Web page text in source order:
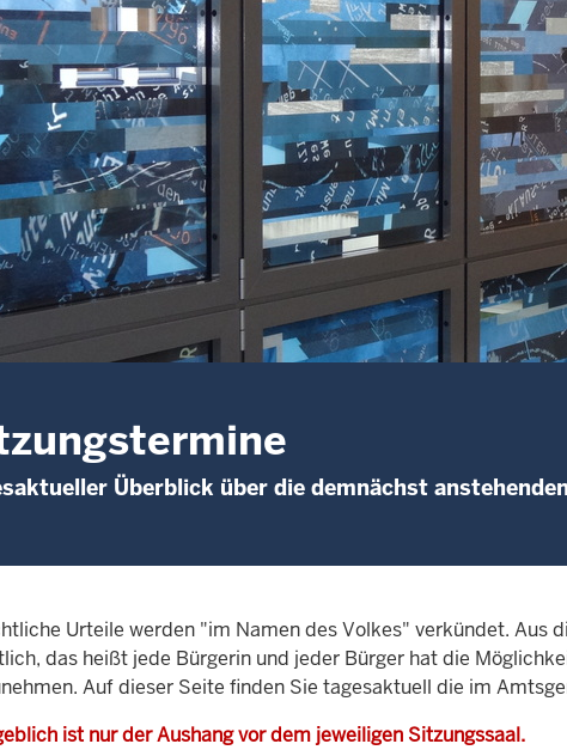
Überblick über die demnächst
Urteile werden "im Namen des Volkes" verkündet. Aus
das heißt jede Bürgerin und jeder Bürger hat die
Auf dieser Seite finden Sie tagesaktuell die im
ist nur der Aushang vor dem jeweiligen Sitzungssaal.